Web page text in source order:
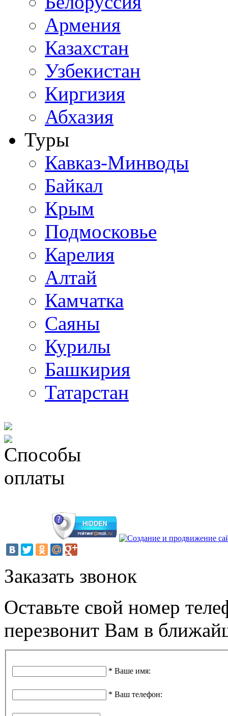
Армения
Казахстан
Узбекистан
Киргизия
Абхазия
Туры
Кавказ-Минводы
Байкал
Крым
Подмосковье
Карелия
Алтай
Камчатка
Саяны
Курилы
Башкирия
Татарстан
Заказать звонок
Оставьте свой номер
перезвонит Вам в
* Ваше имя:
* Ваш телефон: